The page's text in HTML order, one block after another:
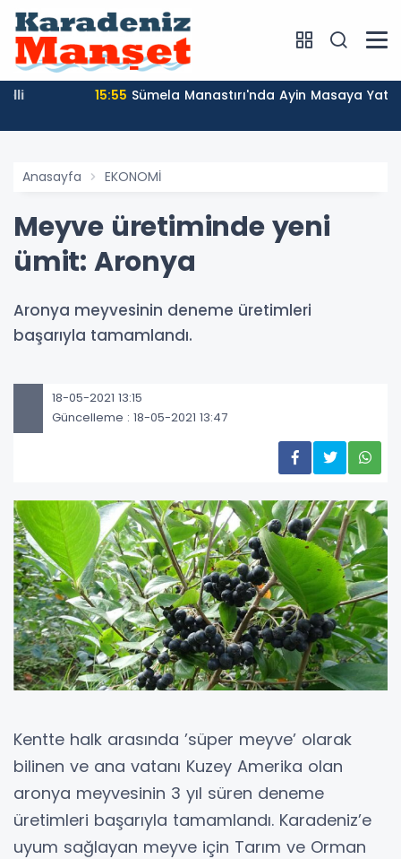
Sümela Manastırı'nda Ayin Masaya Yatırıldı
Anasayfa EKONOMİ
Meyve üretiminde yeni
ümit: Aronya
Aronya meyvesinin deneme üretimleri
başarıyla tamamlandı.
18-05-2021 13:15
Güncelleme : 18-05-2021 13:47
Kentte halk arasında ’süper meyve’ olarak
bilinen ve ana vatanı Kuzey Amerika olan
aronya meyvesinin 3 yıl süren deneme
üretimleri başarıyla tamamlandı. Karadeniz’e
uyum sağlayan meyve için Tarım ve Orman